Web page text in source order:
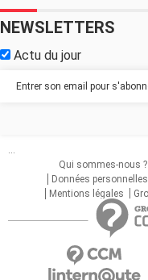
NEWSLETTERS
Actu du jour
...
Qui sommes-nous ?
Données personnelles
Mentions légales